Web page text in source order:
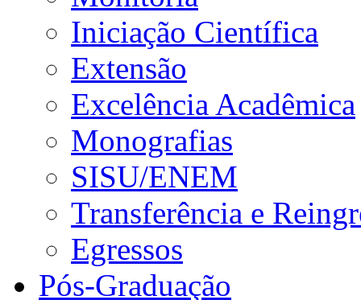
Iniciação Científica
Extensão
Excelência Acadêmica
Monografias
SISU/ENEM
Transferência e
Egressos
Pós-Graduação